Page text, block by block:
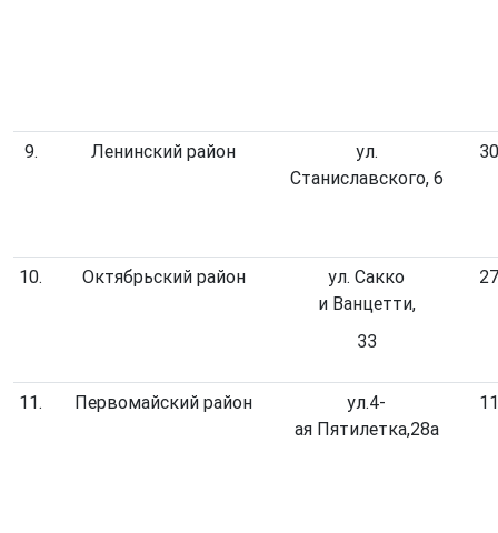
9. Ленинский район
ул.
Станиславского, 6
10. Октябрьский район
ул. Сакко
и Ванцетти,
33
11. Первомайский район
ул.4-
ая Пятилетка,28а